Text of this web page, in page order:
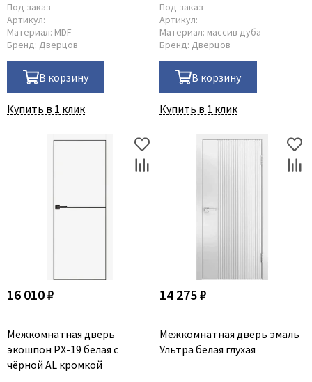
Под заказ
Артикул:
Материал: MDF
Бренд: Дверцов
В корзину
Купить в 1 клик
Под заказ
Артикул:
Материал: массив дуба
Бренд: Дверцов
В корзину
Купить в 1 клик
16 010 ₽
Межкомнатная дверь
экошпон PX-19 белая с
чёрной AL кромкой
14 275 ₽
Межкомнатная дверь эмаль
Ультра белая глухая